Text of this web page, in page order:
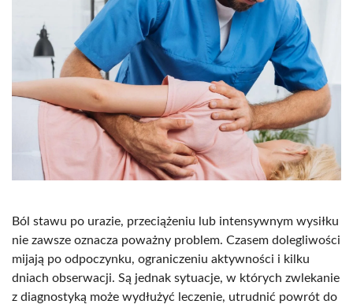
Ból stawu po urazie, przeciążeniu lub intensywnym wysiłku
nie zawsze oznacza poważny problem. Czasem dolegliwości
mijają po odpoczynku, ograniczeniu aktywności i kilku
dniach obserwacji. Są jednak sytuacje, w których zwlekanie
z diagnostyką może wydłużyć leczenie, utrudnić powrót do